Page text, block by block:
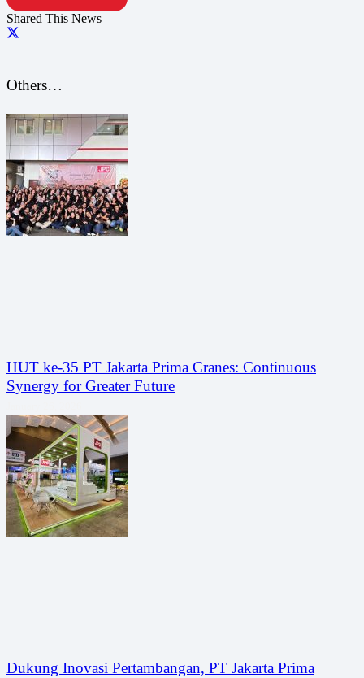
Shared This News
Others…
HUT ke-35 PT Jakarta Prima Cranes: Continuous
Synergy for Greater Future
Dukung Inovasi Pertambangan, PT Jakarta Prima